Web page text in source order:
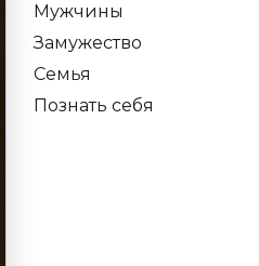
Мужчины
Замужество
Семья
Познать себя